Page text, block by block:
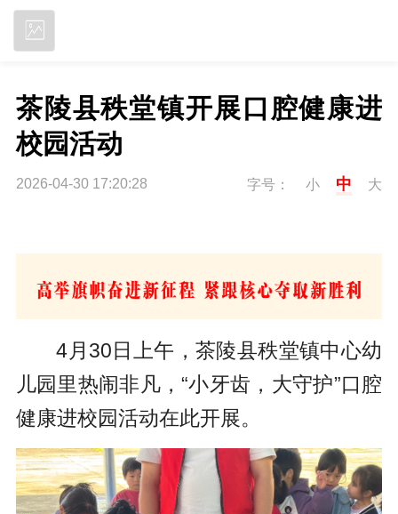
茶陵县秩堂镇开展口腔健康进
校园活动
2026-04-30 17:20:28 字号： 小 中 大
4月30日上午，茶陵县秩堂镇中心幼
儿园里热闹非凡，“小牙齿，大守护”口腔
健康进校园活动在此开展。